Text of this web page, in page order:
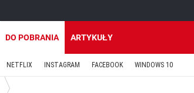
DO POBRANIA ARTYKUŁY
NETFLIX INSTAGRAM FACEBOOK WINDOWS 10